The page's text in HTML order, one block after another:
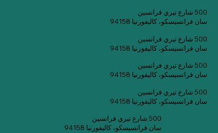
500 شارع تيري فرانسين
سان فرانسيسكو، كاليفورنيا 94158
500 شارع تيري فرانسين
سان فرانسيسكو، كاليفورنيا 94158
500 شارع تيري فرانسين
سان فرانسيسكو، كاليفورنيا 94158
500 شارع تيري فرانسين
سان فرانسيسكو، كاليفورنيا 94158
500 شارع تيري فرانسين
سان فرانسيسكو، كاليفورنيا 94158